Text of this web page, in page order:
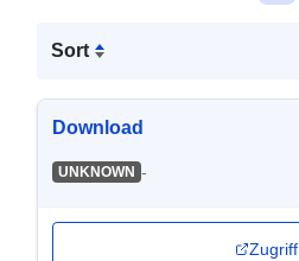
Sort
Download
UNKNOWN -
Zugriff